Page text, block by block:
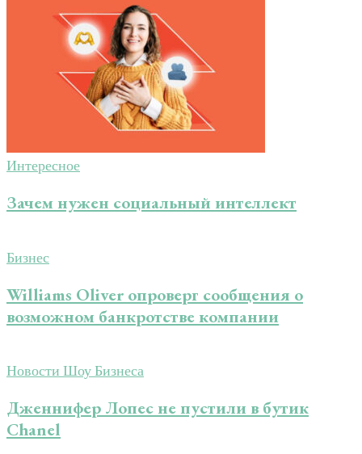
Интересное
Зачем нужен социальный интеллект
Бизнес
Williams Oliver опроверг сообщения о
возможном банкротстве компании
Новости Шоу Бизнеса
Дженнифер Лопес не пустили в бутик
Chanel